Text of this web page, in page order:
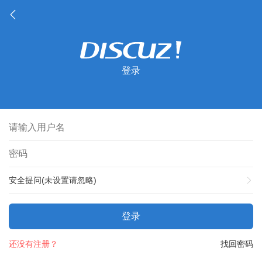
登录
安全提问(未设置请忽略)
登录
找回密码
还没有注册？